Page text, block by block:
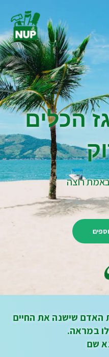
רוצה
האדם שישנה את החיים
במראה.
שם